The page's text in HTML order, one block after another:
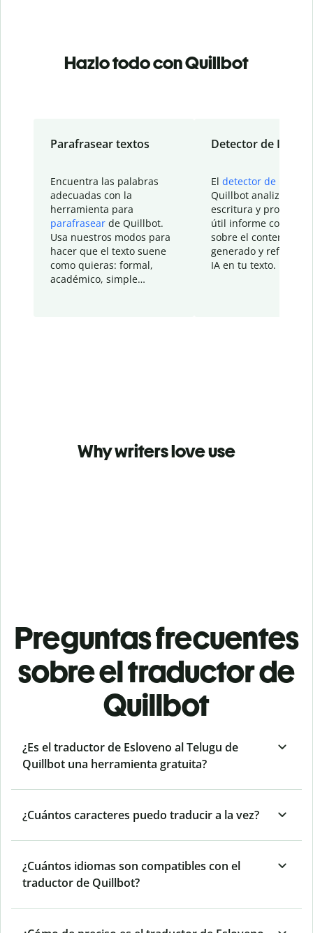
Hazlo todo con Quillbot
Parafrasear textos
Encuentra las palabras
adecuadas con la
herramienta para
parafrasear de Quillbot.
Usa nuestros modos para
hacer que el texto suene
como quieras: formal,
académico, simple…
Detector de IA
El detector de IA
Quillbot analiza tu
escritura y
útil informe con
sobre el contenido
generado y refinado
IA en tu texto.
Why writers love use
Preguntas frecuentes
sobre el traductor de
Quillbot
¿Es el traductor de Esloveno al Telugu de
Quillbot una herramienta gratuita?
¿Cuántos caracteres puedo traducir a la vez?
¿Cuántos idiomas son compatibles con el
traductor de Quillbot?